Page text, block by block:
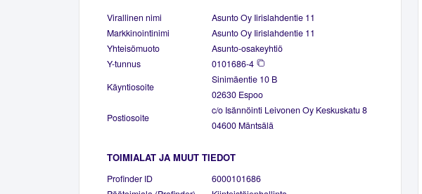
Virallinen nimi
Asunto Oy Iirislahdentie 11
Markkinointinimi
Asunto Oy Iirislahdentie 11
Yhteisömuoto
Asunto-osakeyhtiö
Y-tunnus
0101686-4
Käyntiosoite
Sinimäentie 10 B
02630 Espoo
Postiosoite
c/o Isännöinti Leivonen Oy Keskuskatu 8
04600 Mäntsälä
TOIMIALAT JA MUUT TIEDOT
Profinder ID
6000101686